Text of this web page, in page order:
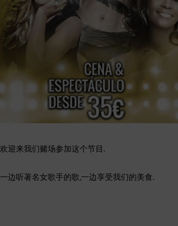
欢迎来我们赌场参加这个节目.
一边听著名女歌手的歌,一边享受我们的美食.